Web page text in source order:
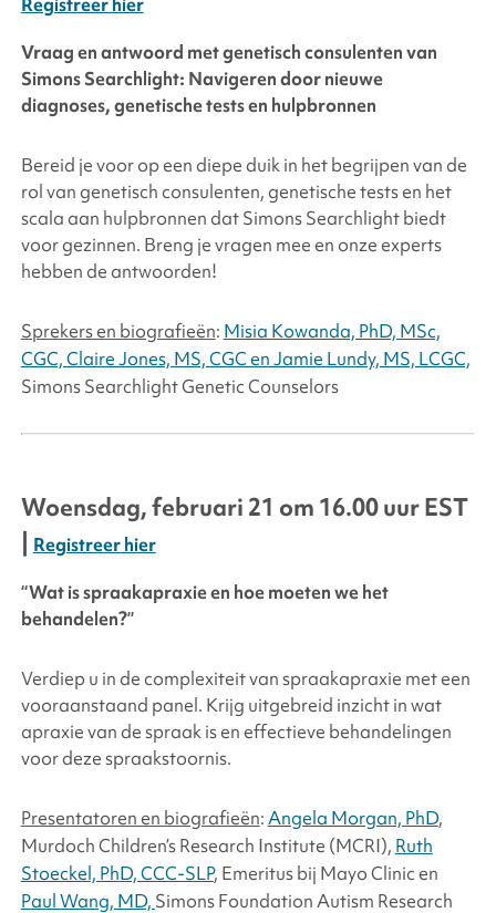
Vraag en antwoord met genetisch consulenten van
Simons Searchlight: Navigeren door nieuwe
diagnoses, genetische tests en hulpbronnen
Bereid je voor op een diepe duik in het begrijpen van de
rol van genetisch consulenten, genetische tests en het
scala aan hulpbronnen datSimons Searchlightbiedt
voor gezinnen. Breng je vragen mee en onze experts
hebben de antwoorden!
Sprekers en biografieën: Misia Kowanda, PhD, MSc,
CGC, Claire Jones, MS, CGC en Jamie Lundy, MS, LCGC,
Simons SearchlightGenetic Counselors
Woensdag, februari 21 om 16.00 uur EST
Registreer hier
“Wat is spraakapraxie en hoe moeten we het
behandelen?”
Verdiep u in de complexiteit van spraakapraxie met een
vooraanstaand panel. Krijg uitgebreid inzicht in wat
apraxie van de spraak is en effectieve behandelingen
voor deze spraakstoornis.
Presentatoren en biografieën:Angela Morgan, PhD,
Murdoch Children’s Research Institute (MCRI), Ruth
Stoeckel, PhD, CCC-SLP, Emeritus bij Mayo Clinic en
Paul Wang, MD, Simons FoundationAutism Research